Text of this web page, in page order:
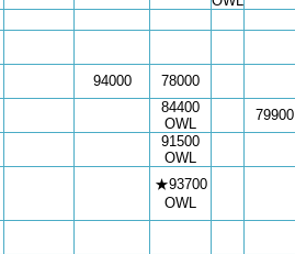
94000 78000
84400
OWL
79900
91500
OWL
★93700
OWL